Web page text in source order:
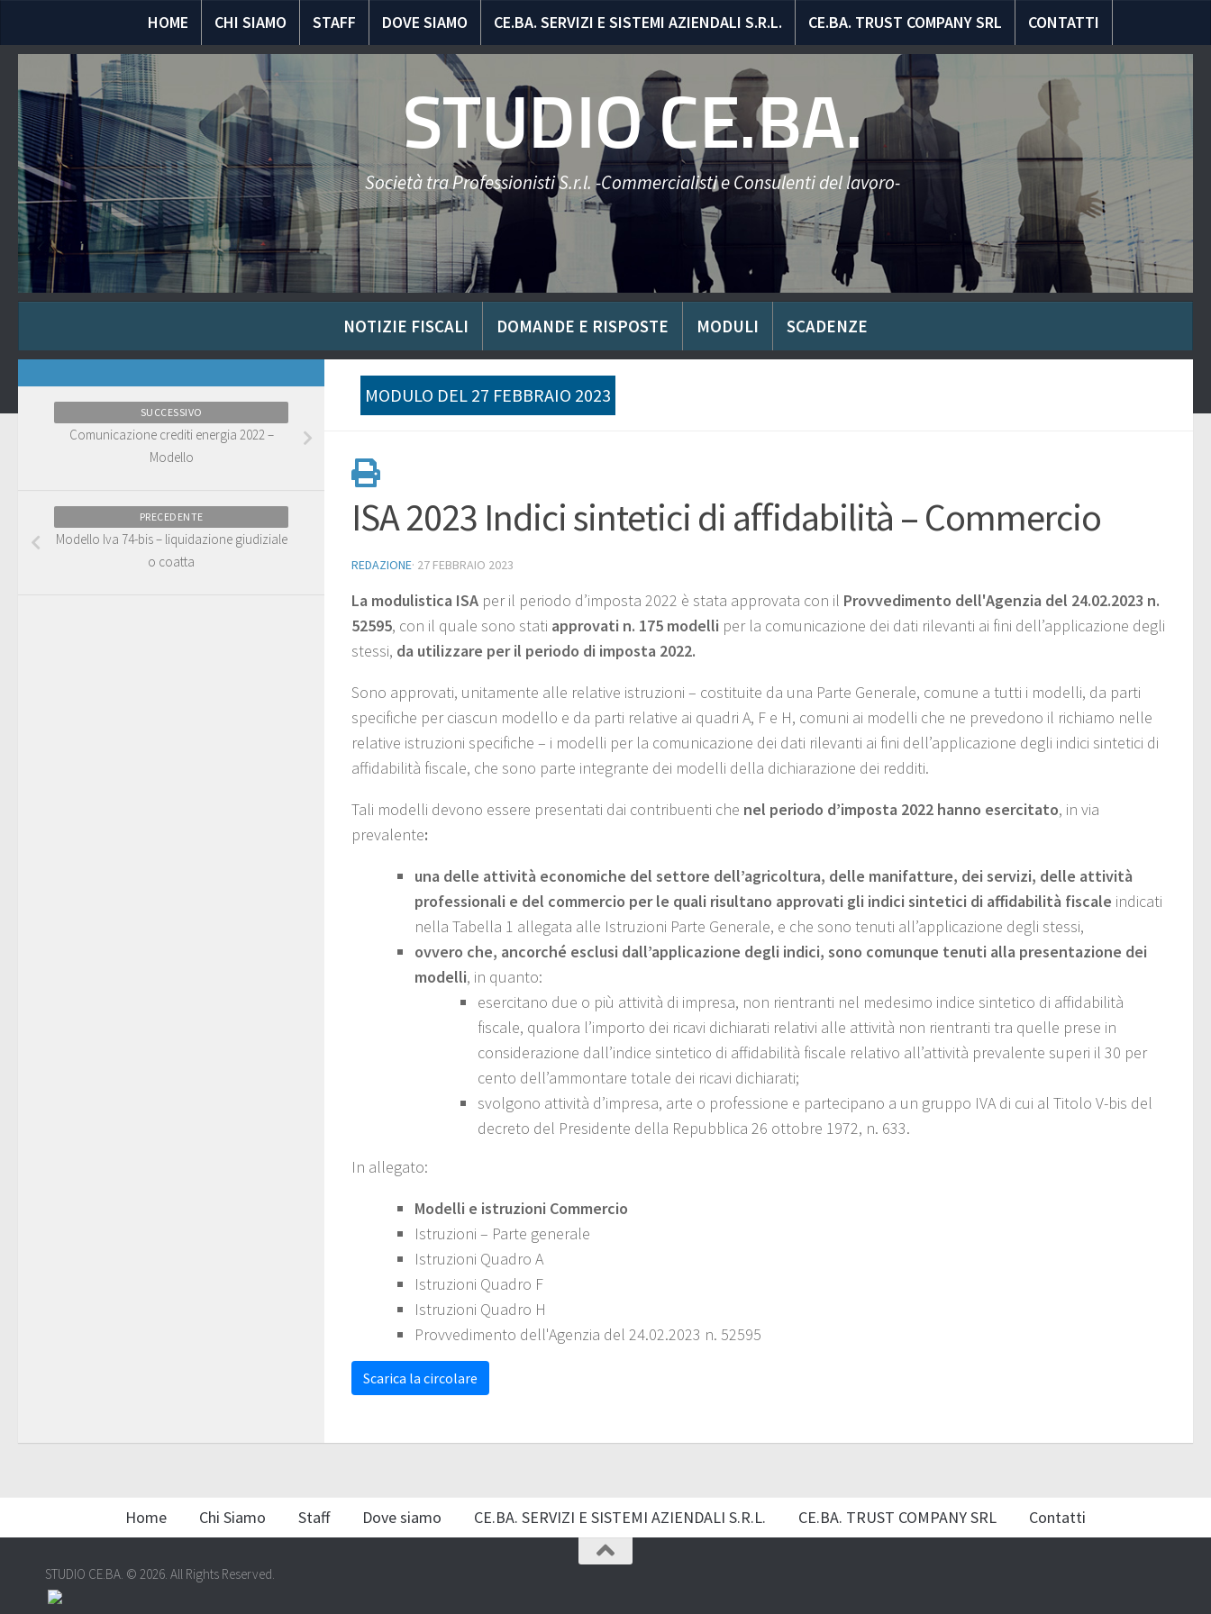
HOME CHI SIAMO STAFF DOVE SIAMO CE.BA. SERVIZI E SISTEMI AZIENDALI S.R.L. CE.BA. TRUST COMPANY SRL CONTATTI
STUDIO CE.BA.
Società tra Professionisti S.r.l. -Commercialisti e Consulenti del lavoro-
NOTIZIE FISCALI DOMANDE E RISPOSTE MODULI SCADENZE
MODULO DEL 27 FEBBRAIO 2023
ISA 2023 Indici sintetici di affidabilità – Commercio
REDAZIONE· 27 FEBBRAIO 2023
La modulistica ISA per il periodo d’imposta 2022 è stata approvata con il Provvedimento dell'Agenzia del 24.02.2023 n.
52595, con il quale sono stati approvati n. 175 modelli per la comunicazione dei dati rilevanti ai fini dell’applicazione degli
stessi, da utilizzare per il periodo di imposta 2022.
Sono approvati, unitamente alle relative istruzioni – costituite da una Parte Generale, comune a tutti i modelli, da parti
specifiche per ciascun modello e da parti relative ai quadri A, F e H, comuni ai modelli che ne prevedono il richiamo nelle
relative istruzioni specifiche – i modelli per la comunicazione dei dati rilevanti ai fini dell’applicazione degli indici sintetici di
affidabilità fiscale, che sono parte integrante dei modelli della dichiarazione dei redditi.
Tali modelli devono essere presentati dai contribuenti che nel periodo d’imposta 2022 hanno esercitato, in via
prevalente:
una delle attività economiche del settore dell’agricoltura, delle manifatture, dei servizi, delle attività
professionali e del commercio per le quali risultano approvati gli indici sintetici di affidabilità fiscale indicati
nella Tabella 1 allegata alle Istruzioni Parte Generale, e che sono tenuti all’applicazione degli stessi,
ovvero che, ancorché esclusi dall’applicazione degli indici, sono comunque tenuti alla presentazione dei
modelli, in quanto:
esercitano due o più attività di impresa, non rientranti nel medesimo indice sintetico di affidabilità
fiscale, qualora l’importo dei ricavi dichiarati relativi alle attività non rientranti tra quelle prese in
considerazione dall’indice sintetico di affidabilità fiscale relativo all’attività prevalente superi il 30 per
cento dell’ammontare totale dei ricavi dichiarati;
svolgono attività d’impresa, arte o professione e partecipano a un gruppo IVA di cui al Titolo V-bis del
decreto del Presidente della Repubblica 26 ottobre 1972, n. 633.
In allegato:
Modelli e istruzioni Commercio
Istruzioni – Parte generale
Istruzioni Quadro A
Istruzioni Quadro F
Istruzioni Quadro H
Provvedimento dell'Agenzia del 24.02.2023 n. 52595
Scarica la circolare
SUCCESSIVO
Comunicazione crediti energia 2022 –
Modello
PRECEDENTE
Modello Iva 74-bis – liquidazione giudiziale
o coatta
Home Chi Siamo Staff Dove siamo CE.BA. SERVIZI E SISTEMI AZIENDALI S.R.L. CE.BA. TRUST COMPANY SRL Contatti
STUDIO CE.BA. © 2026. All Rights Reserved.